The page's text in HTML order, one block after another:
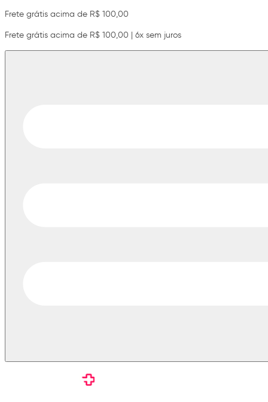
Frete grátis acima de R$ 100,00
Frete grátis acima de R$ 100,00 | 6x sem juros